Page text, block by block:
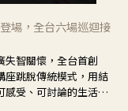
場，全台六場巡迴接
失智關懷，全台首創
座跳脫傳統模式，用結
感受、可討論的生活情